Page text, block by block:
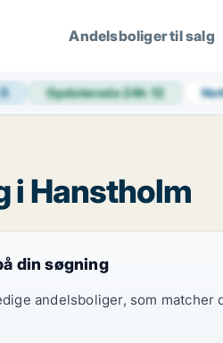
Andelsboliger til salg
5 Opdaterede 24h12
i Hanstholm
din søgning
andelsboliger, som